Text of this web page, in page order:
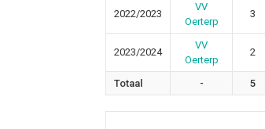
2022/2023
VV
Oerterp
3
2023/2024
VV
Oerterp
2
Totaal - 5